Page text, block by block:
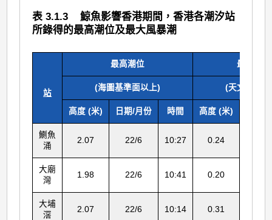
表 3.1.3 鯨魚影響香港期間，香港各潮汐站
所錄得的最高潮位及最大風暴潮
站
最高潮位 最大風
(海圖基準面以上) (天文潮高
高度 (米) 日期/月份 時間 高度 (米)
鰂魚
涌
2.07 22/6 10:27 0.24
大廟
灣
1.98 22/6 10:41 0.20
大埔
滘
2.07 22/6 10:14 0.31